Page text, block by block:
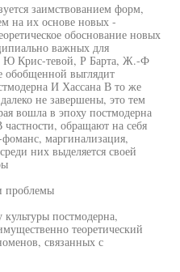
заимствованием форм,
на их основе новых -
обоснование новых
важных для
Ю Крис-тевой, Р Барта, Ж.-Ф
выглядит
И Хассана В то же
не завершены, это тем
вошла в эпоху постмодерна
обращают на себя
маргинализация,
них выделяется своей
проблемы
постмодерна,
теоретический
связанных с